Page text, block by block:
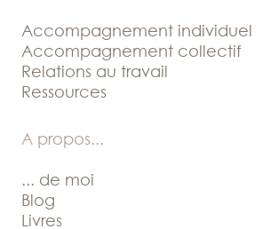
Accompagnement individuel
Accompagnement collectif
Relations au travail
Ressources
A propos...
... de moi
Blog
Livres